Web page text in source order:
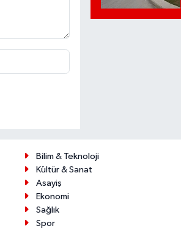
Bilim & Teknoloji
Kültür & Sanat
Asayiş
Ekonomi
Sağlık
Spor